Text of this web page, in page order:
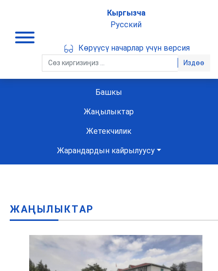
Кыргызча
Русский
Көрүүсү начарлар үчүн версия
Издөө
Башкы
Жаңылыктар
Жетекчилик
Жарандардын кайрылуусу
ЖАҢЫЛЫКТАР